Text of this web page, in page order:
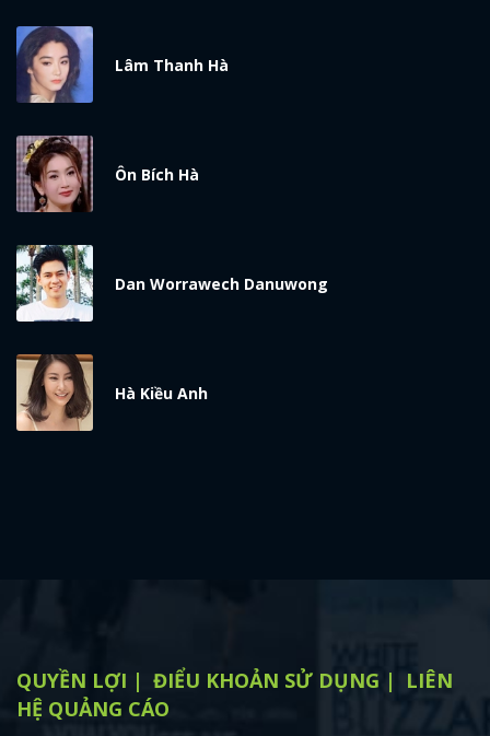
ĐĂNG NHẬP
Lâm Thanh Hà
Ôn Bích Hà
Dan Worrawech Danuwong
Hà Kiều Anh
QUYỀN LỢI ĐIỂU KHOẢN SỬ DỤNG
LIÊN
HỆ QUẢNG CÁO